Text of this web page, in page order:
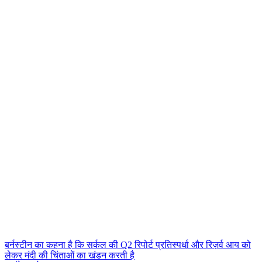
बर्नस्टीन का कहना है कि सर्कल की Q2 रिपोर्ट प्रतिस्पर्धा और रिज़र्व आय को
लेकर मंदी की चिंताओं का खंडन करती है